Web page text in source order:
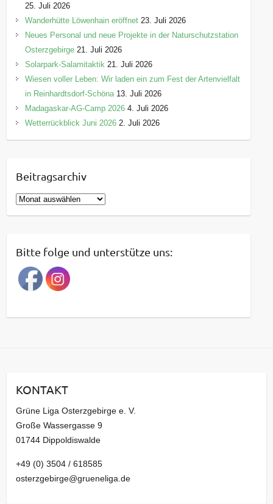
25. Juli 2026
Wanderhütte Löwenhain eröffnet 23. Juli 2026
Neues Personal und neue Projekte in der Naturschutzstation
Osterzgebirge 21. Juli 2026
Solarpark-Salamitaktik 21. Juli 2026
Wiesen voller Leben: Wir laden ein zum Fest der Artenvielfalt
in Reinhardtsdorf-Schöna 13. Juli 2026
Madagaskar-AG-Camp 2026 4. Juli 2026
Wetterrückblick Juni 2026 2. Juli 2026
Beitragsarchiv
B
e
r
a
g
a
v
Bitte folge und unterstütze uns:
KONTAKT
Grüne Liga Osterzgebirge e. V.
Große Wassergasse 9
01744 Dippoldiswalde
+49 (0) 3504 / 618585
osterzgebirge@grueneliga.de